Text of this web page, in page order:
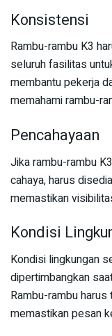
Konsistensi
Rambu-rambu K3
seluruh fasilitas
membantu pekerja
memahami rambu-
Pencahayaan
Jika rambu-rambu
cahaya, harus
memastikan
Kondisi
Kondisi lingkungan
dipertimbangkan
Rambu-rambu
memastikan pesan